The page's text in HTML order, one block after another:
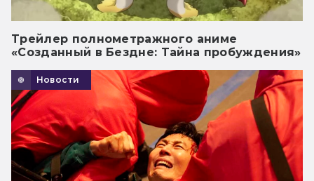
Трейлер полнометражного аниме
«Созданный в Бездне: Тайна пробуждения»
Новости